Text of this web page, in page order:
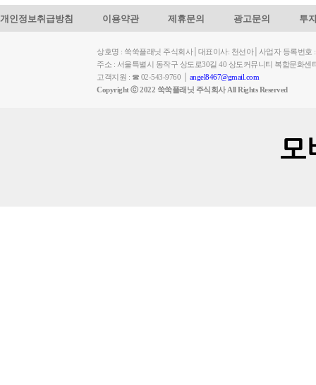
개인정보취급방침 이용약관 제휴문의 광고문의 투
상호명 : 쑥쑥플래닛 주식회사│대표이사: 천선아│사업자 등록번호
주소 : 서울특별시 동작구 상도로30길 40 상도커뮤니티 복합문화
고객지원 : ☎ 02-543-9760 │ angel8467@gmail.com
Copyright ⓒ 2022 쑥쑥플래닛 주식회사 All Rights Reserved
모